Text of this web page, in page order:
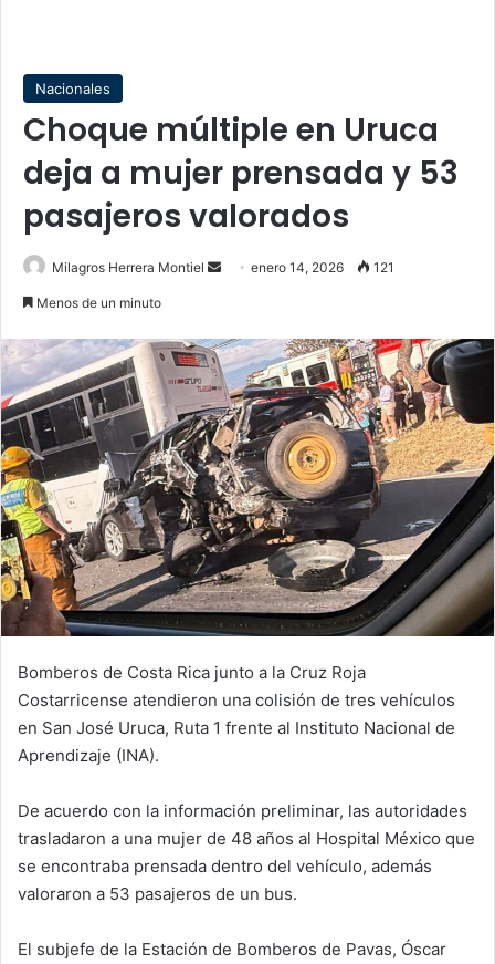
Nacionales
Choque múltiple en Uruca
deja a mujer prensada y 53
pasajeros valorados
Milagros Herrera Montiel
Sendenero 14, 2026 121
Menos de un minuto
Bomberos de Costa Rica junto a la Cruz Roja
Costarricense atendieron una colisión de tres vehículos
en San José Uruca, Ruta 1 frente al Instituto Nacional de
Aprendizaje (INA).
De acuerdo con la información preliminar, las autoridades
trasladaron a una mujer de 48 años al Hospital México que
se encontraba prensada dentro del vehículo, además
valoraron a 53 pasajeros de un bus.
El subjefe de la Estación de Bomberos de Pavas, Óscar